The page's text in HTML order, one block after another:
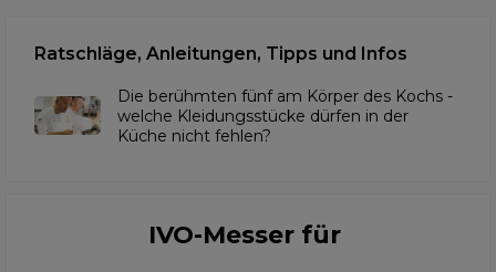
Ratschläge, Anleitungen, Tipps und Infos
Die berühmten fünf am Körper des Kochs -
welche Kleidungsstücke dürfen in der
Küche nicht fehlen?
IVO-Messer für